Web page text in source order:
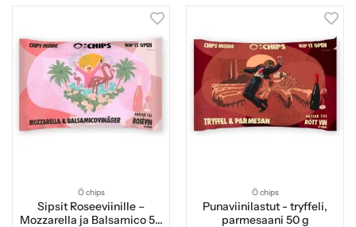
Ö chips
Sipsit Roseeviinille –
Mozzarella ja Balsamico 50
Ö chips
Punaviinilastut - tryffeli,
parmesaani 50 g